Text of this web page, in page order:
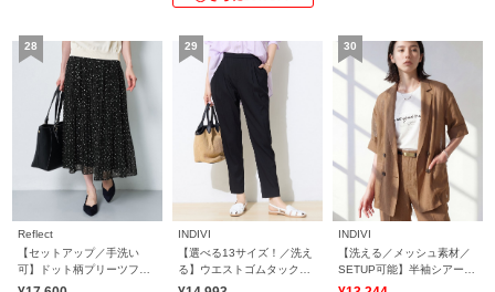
Reflect
【セットアップ／手洗い
可】ドット柄プリーツフレ
アスカート
INDIVI
【選べる13サイズ！／洗え
る】ウエストゴムタックテ
ーパード褒められパンツ
INDIVI
【洗える／メッシュ素材／
SETUP可能】半袖シアージ
ャケット